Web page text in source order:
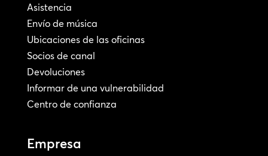
Asistencia
Envío de música
Ubicaciones de las oficinas
Socios de canal
Devoluciones
Informar de una vulnerabilidad
Centro de confianza
Empresa